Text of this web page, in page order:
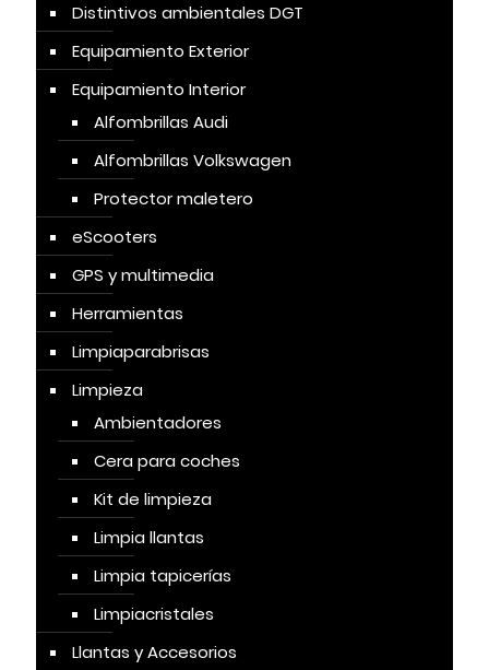
Distintivos ambientales DGT
Equipamiento Exterior
Equipamiento Interior
Alfombrillas Audi
Alfombrillas Volkswagen
Protector maletero
eScooters
GPS y multimedia
Herramientas
Limpiaparabrisas
Limpieza
Ambientadores
Cera para coches
Kit de limpieza
Limpia llantas
Limpia tapicerías
Limpiacristales
Llantas y Accesorios